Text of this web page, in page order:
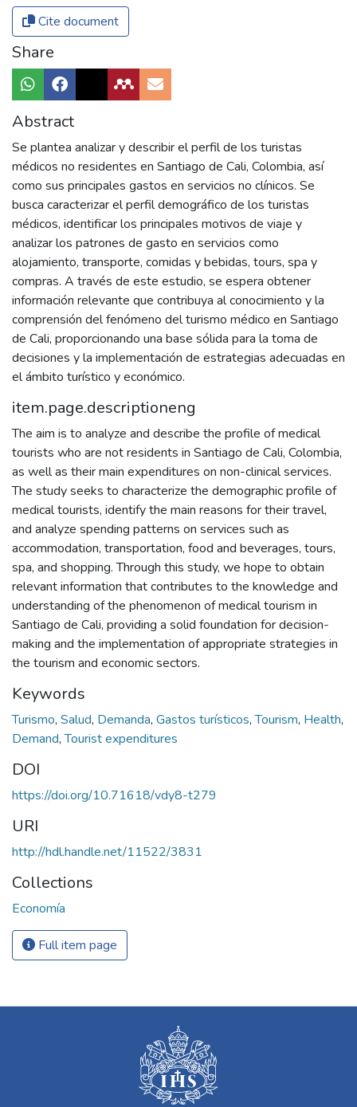
Cite document
Share
Abstract
Se plantea analizar y describir el perfil de los turistas
médicos no residentes en Santiago de Cali, Colombia, así
como sus principales gastos en servicios no clínicos. Se
busca caracterizar el perfil demográfico de los turistas
médicos, identificar los principales motivos de viaje y
analizar los patrones de gasto en servicios como
alojamiento, transporte, comidas y bebidas, tours, spa y
compras. A través de este estudio, se espera obtener
información relevante que contribuya al conocimiento y la
comprensión del fenómeno del turismo médico en Santiago
de Cali, proporcionando una base sólida para la toma de
decisiones y la implementación de estrategias adecuadas en
el ámbito turístico y económico.
item.page.descriptioneng
The aim is to analyze and describe the profile of medical
tourists who are not residents in Santiago de Cali, Colombia,
as well as their main expenditures on non-clinical services.
The study seeks to characterize the demographic profile of
medical tourists, identify the main reasons for their travel,
and analyze spending patterns on services such as
accommodation, transportation, food and beverages, tours,
spa, and shopping. Through this study, we hope to obtain
relevant information that contributes to the knowledge and
understanding of the phenomenon of medical tourism in
Santiago de Cali, providing a solid foundation for decision-
making and the implementation of appropriate strategies in
the tourism and economic sectors.
Keywords
Turismo, Salud, Demanda, Gastos turísticos,Tourism, Health,
Demand,Tourist expenditures
DOI
https://doi.org/10.71618/vdy8-t279
URI
http://hdl.handle.net/11522/3831
Collections
Economía
Full item page